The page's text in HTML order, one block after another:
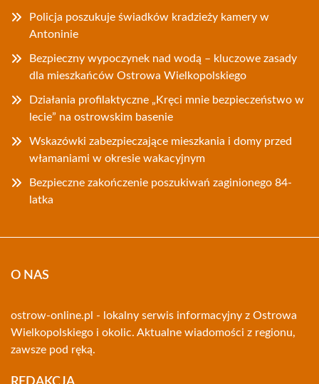
Policja poszukuje świadków kradzieży kamery w
Antoninie
Bezpieczny wypoczynek nad wodą – kluczowe zasady
dla mieszkańców Ostrowa Wielkopolskiego
Działania profilaktyczne „Kręci mnie bezpieczeństwo w
lecie” na ostrowskim basenie
Wskazówki zabezpieczające mieszkania i domy przed
włamaniami w okresie wakacyjnym
Bezpieczne zakończenie poszukiwań zaginionego 84-
latka
O NAS
ostrow-online.pl - lokalny serwis informacyjny z Ostrowa
Wielkopolskiego i okolic. Aktualne wiadomości z regionu,
zawsze pod ręką.